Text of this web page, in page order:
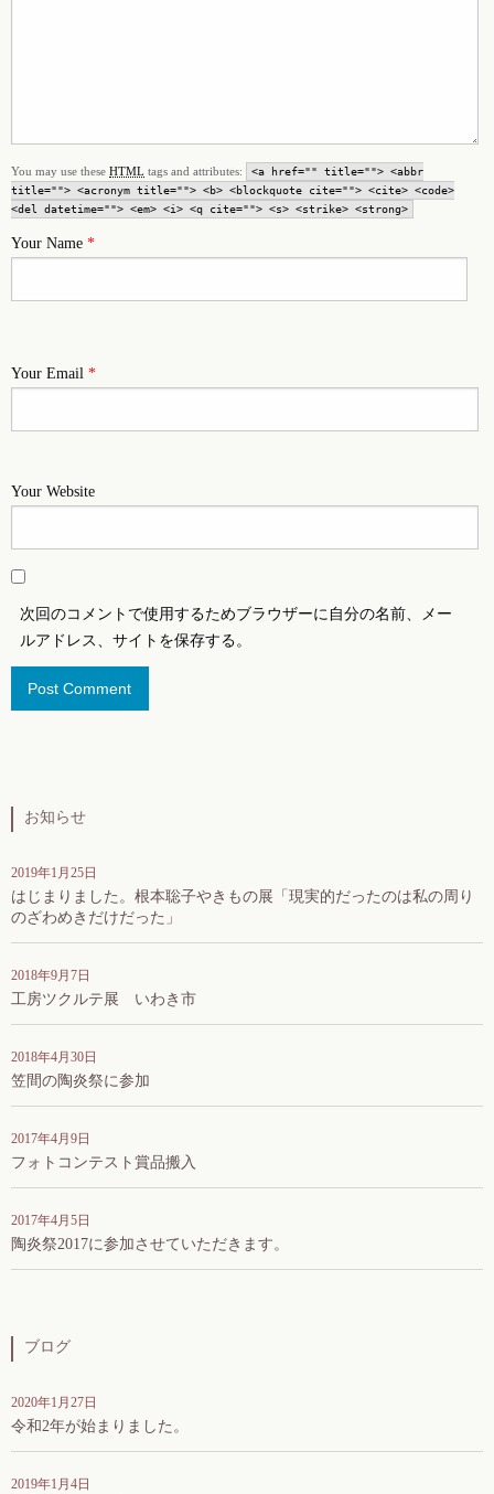
You may use these HTML tags and attributes:
<a href="" title=""> <abbr
title=""> <acronym title=""> <b> <blockquote cite=""> <cite> <code>
<del datetime=""> <em> <i> <q cite=""> <s> <strike> <strong>
Your Name *
Your Email *
Your Website
次回のコメントで使用するためブラウザーに自分の名前、メー
ルアドレス、サイトを保存する。
お知らせ
2019年1月25日
はじまりました。根本聡子やきもの展「現実的だったのは私の周り
のざわめきだけだった」
2018年9月7日
工房ツクルテ展 いわき市
2018年4月30日
笠間の陶炎祭に参加
2017年4月9日
フォトコンテスト賞品搬入
2017年4月5日
陶炎祭2017に参加させていただきます。
ブログ
2020年1月27日
令和2年が始まりました。
2019年1月4日